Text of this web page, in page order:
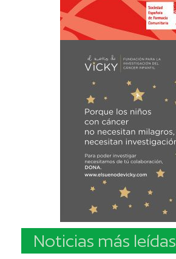
Noticias más leídas